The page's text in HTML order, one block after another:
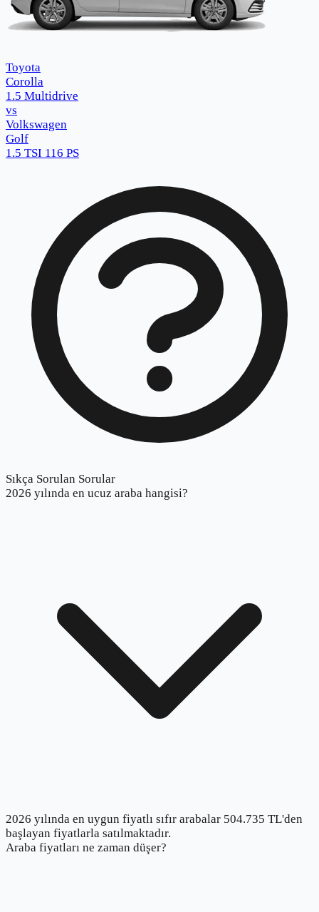
Toyota
Corolla
1.5 Multidrive
vs
Volkswagen
Golf
1.5 TSI 116 PS
Sıkça Sorulan Sorular
2026 yılında en ucuz araba hangisi?
2026 yılında en uygun fiyatlı sıfır arabalar 504.735 TL'den
başlayan fiyatlarla satılmaktadır.
Araba fiyatları ne zaman düşer?